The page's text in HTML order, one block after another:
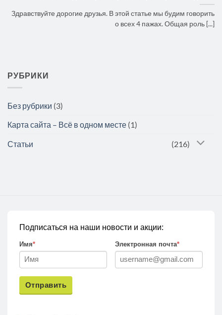
Здравствуйте дорогие друзья. В этой статье мы будим говорить
о всех 4 пажах. Общая роль [...]
РУБРИКИ
Без рубрики (3)
Карта сайта – Всё в одном месте (1)
Статьи (216)
Подписаться на наши новости и акции:
Имя* Электронная почта*
Отправить